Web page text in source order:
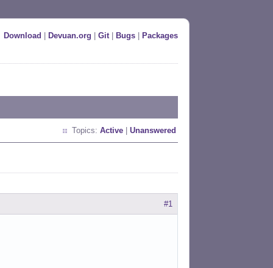
Download Devuan.org Git| Bugs Packages
Topics: Active Unanswered
#1